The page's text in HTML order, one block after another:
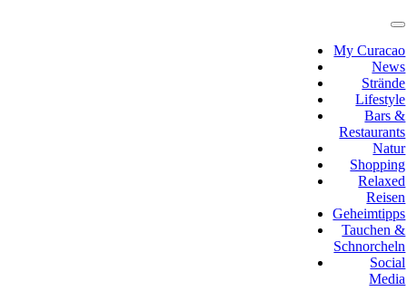
My Curacao
News
Strände
Lifestyle
Bars &
Restaurants
Natur
Shopping
Relaxed
Reisen
Geheimtipps
Tauchen &
Schnorcheln
Social
Media